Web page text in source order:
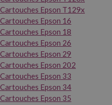
Cartouches Epson T129x
Cartouches Epson 16
Cartouches Epson 18
Cartouches Epson 26
Cartouches Epson 29
Cartouches Epson 202
Cartouches Epson 33
Cartouches Epson 34
Cartouches Epson 35